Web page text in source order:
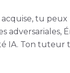
tu
adversariales,
IA. Ton